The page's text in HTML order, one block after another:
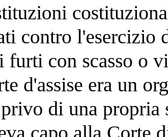
contro
con scasso o
d'assise era un
di una propria
capo alla Corte